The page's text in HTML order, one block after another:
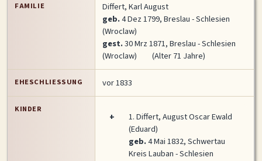
FAMILIE
Differt, Karl August
geb.4 Dez 1799, Breslau - Schlesien
(Wroclaw)
gest.30 Mrz 1871, Breslau - Schlesien
(Wroclaw)
(Alter 71 Jahre)
EHESCHLIESSUNG vor 1833
KINDER
+ 1.Differt, August Oscar Ewald
(Eduard)
geb.4 Mai 1832, Schwertau
Kreis Lauban - Schlesien